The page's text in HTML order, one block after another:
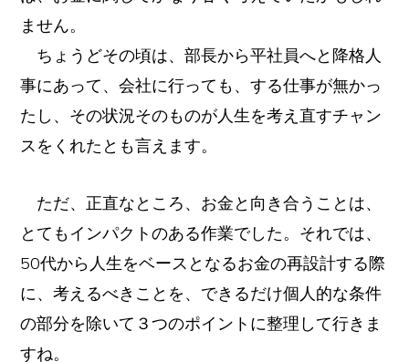
ません。
ちょうどその頃は、部長から平社員へと降格人
事にあって、会社に行っても、する仕事が無かっ
たし、その状況そのものが人生を考え直すチャン
スをくれたとも言えます。
ただ、正直なところ、お金と向き合うことは、
とてもインパクトのある作業でした。それでは、
50代から人生をベースとなるお金の再設計する際
に、考えるべきことを、できるだけ個人的な条件
の部分を除いて３つのポイントに整理して行きま
すね。